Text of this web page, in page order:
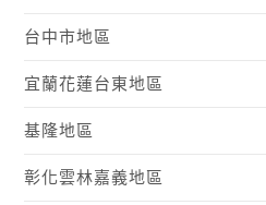
台中市地區
宜蘭花蓮台東地區
基隆地區
彰化雲林嘉義地區